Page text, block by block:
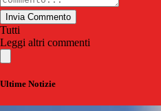
Invia Commento
Tutti
Leggi altri commenti
Ultime Notizie